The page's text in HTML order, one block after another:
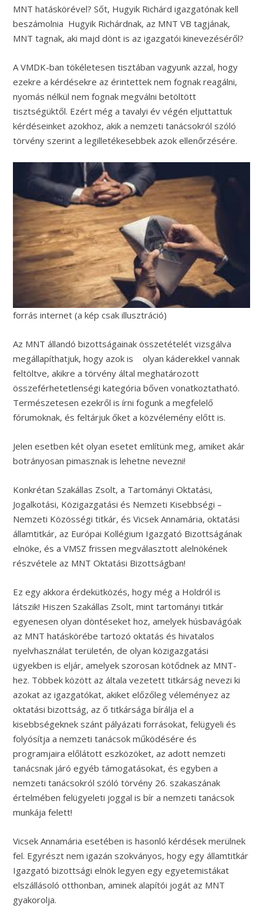
MNT hatáskörével? Sőt, Hugyik Richárd igazgatónak kell
beszámolnia Hugyik Richárdnak, az MNT VB tagjának,
MNT tagnak, aki majd dönt is az igazgatói kinevezéséről?
A VMDK-ban tökéletesen tisztában vagyunk azzal, hogy
ezekre a kérdésekre az érintettek nem fognak reagálni,
nyomás nélkül nem fognak megválni betöltött
tisztségüktől. Ezért még a tavalyi év végén eljuttattuk
kérdéseinket azokhoz, akik a nemzeti tanácsokról szóló
törvény szerint a legilletékesebbek azok ellenőrzésére.
forrás internet (a kép csak illusztráció)
Az MNT állandó bizottságainak összetételét vizsgálva
megállapíthatjuk, hogy azok is olyan káderekkel vannak
feltöltve, akikre a törvény által meghatározott
összeférhetetlenségi kategória bőven vonatkoztatható.
Természetesen ezekről is írni fogunk a megfelelő
fórumoknak, és feltárjuk őket a közvélemény előtt is.
Jelen esetben két olyan esetet említünk meg, amiket akár
botrányosan pimasznak is lehetne nevezni!
Konkrétan Szakállas Zsolt, a Tartományi Oktatási,
Jogalkotási, Közigazgatási és Nemzeti Kisebbségi –
Nemzeti Közösségi titkár, és Vicsek Annamária, oktatási
államtitkár, az Európai Kollégium Igazgató Bizottságának
elnöke, és a VMSZ frissen megválasztott alelnökének
részvétele az MNT Oktatási Bizottságban!
Ez egy akkora érdekütközés, hogy még a Holdról is
látszik! Hiszen Szakállas Zsolt, mint tartományi titkár
egyenesen olyan döntéseket hoz, amelyek húsbavágóak
az MNT hatáskörébe tartozó oktatás és hivatalos
nyelvhasználat területén, de olyan közigazgatási
ügyekben is eljár, amelyek szorosan kötődnek az MNT-
hez. Többek között az általa vezetett titkárság nevezi ki
azokat az igazgatókat, akiket előzőleg véleményez az
oktatási bizottság, az ő titkársága bírálja el a
kisebbségeknek szánt pályázati forrásokat, felügyeli és
folyósítja a nemzeti tanácsok működésére és
programjaira előlátott eszközöket, az adott nemzeti
tanácsnak járó egyéb támogatásokat, és egyben a
nemzeti tanácsokról szóló törvény 26. szakaszának
értelmében felügyeleti joggal is bír a nemzeti tanácsok
munkája felett!
Vicsek Annamária esetében is hasonló kérdések merülnek
fel. Egyrészt nem igazán szokványos, hogy egy államtitkár
Igazgató bizottsági elnök legyen egy egyetemistákat
elszállásoló otthonban, aminek alapítói jogát az MNT
gyakorolja.